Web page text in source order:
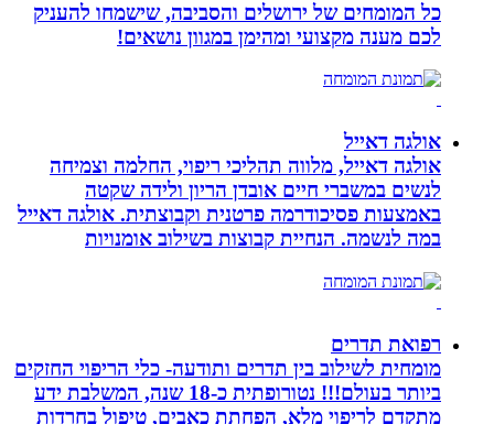
כל המומחים של ירושלים והסביבה, שישמחו להעניק
לכם מענה מקצועי ומהימן במגוון נושאים!
אולגה דאייל
אולגה דאייל, מלווה תהליכי ריפוי, החלמה וצמיחה
לנשים במשברי חיים אובדן הריון ולידה שקטה
באמצעות פסיכודרמה פרטנית וקבוצתית. אולגה דאייל
במה לנשמה. ‏הנחיית קבוצות בשילוב אומנויות‏
רפואת תדרים
מומחית לשילוב בין תדרים ותודעה- כלי הריפוי החזקים
ביותר בעולם!!! נטורופתית כ-18 שנה, המשלבת ידע
מתקדם לריפוי מלא, הפחתת כאבים, טיפול בחרדות